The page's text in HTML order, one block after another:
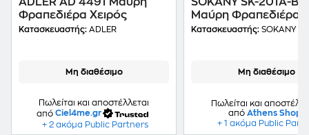
Φραπεδιέρα Χειρός
Κατασκευαστής: ADLER
Μη διαθέσιμο
Πωλείται και αποστέλλεται
από Ciel4me.gr
+ 2 ακόμα Public Partners
Μαύρη Φραπεδιέρα
Κατασκευαστής: SOKANY
Μη διαθέσιμο
Πωλείται και
από Athens Shop
+ 1 ακόμα Public